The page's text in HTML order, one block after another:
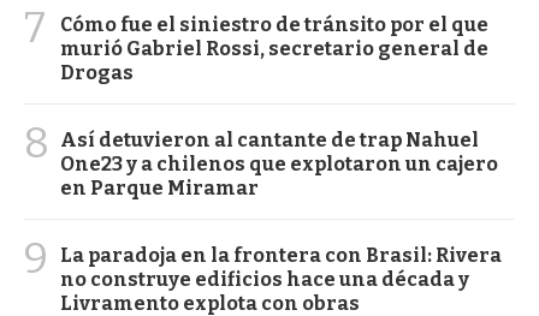
7
Cómo fue el siniestro de tránsito por el que
murió Gabriel Rossi, secretario general de
Drogas
8
Así detuvieron al cantante de trap Nahuel
One23 y a chilenos que explotaron un cajero
en Parque Miramar
9
La paradoja en la frontera con Brasil: Rivera
no construye edificios hace una década y
Livramento explota con obras